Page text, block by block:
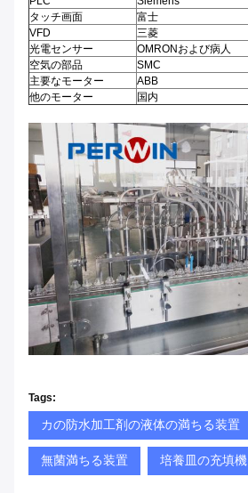
タッチ画面
富士
VFD
三菱
光電センサー
OMRONおよび病人
空気の部品
SMC
主要なモーター
ABB
他のモーター
国内
Tags:
カの防水加工剤の液体の満ちる装置
無菌満ちる装置 培養皿の充填機